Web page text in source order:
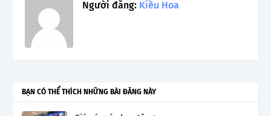
Người đăng: Kiều Hoa
BẠN CÓ THỂ THÍCH NHỮNG BÀI ĐĂNG NÀY